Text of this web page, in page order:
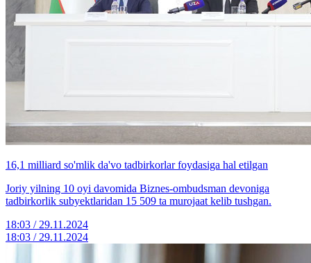
16,1 milliard so'mlik da'vo tadbirkorlar foydasiga hal etilgan
Joriy yilning 10 oyi davomida Biznes-ombudsman devoniga
tadbirkorlik subyektlaridan 15 509 ta murojaat kelib tushgan.
18:03 / 29.11.2024
18:03 / 29.11.2024